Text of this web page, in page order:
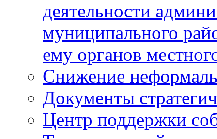
деятельности
муниципального
ему органов
Снижение
Документы
Центр поддержки